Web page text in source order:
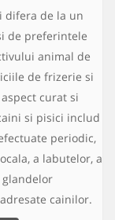
difera de la un
de preferintele
animal de
de frizerie si
curat si
si pisici includ
periodic,
a labutelor, a
cainilor.